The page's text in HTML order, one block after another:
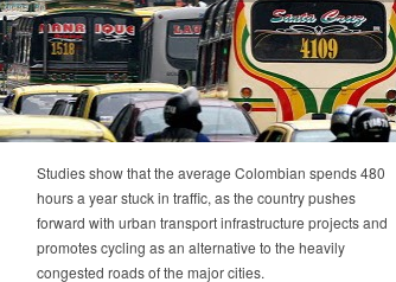
Studies show that the average Colombian spends 480
hours a year stuck in traffic, as the country pushes
forward with urban transport infrastructure projects and
promotes cycling as an alternative to the heavily
congested roads of the major cities.